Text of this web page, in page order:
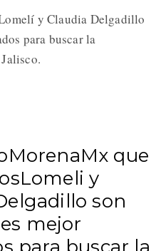
y Claudia Delgadillo
para buscar la
que
y
son
mejor
para buscar la